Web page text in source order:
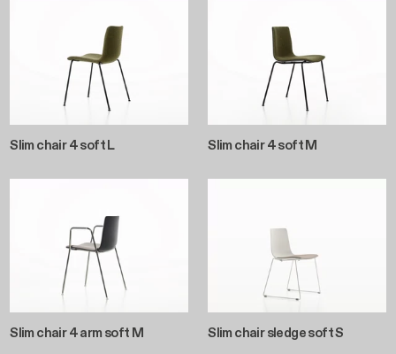
Slim chair 4 soft L Slim chair 4 soft M
Slim chair 4 arm soft M Slim chair sledge soft S